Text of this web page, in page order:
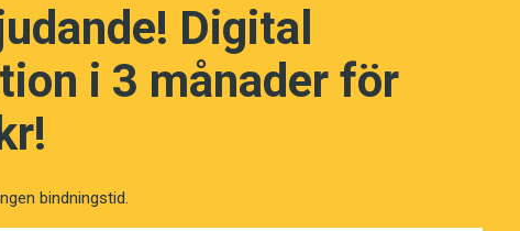
Digital
i 3 månader för
bindningstid.